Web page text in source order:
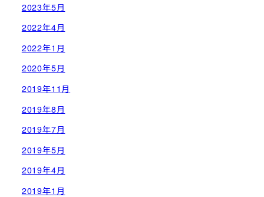
2023年5月
2022年4月
2022年1月
2020年5月
2019年11月
2019年8月
2019年7月
2019年5月
2019年4月
2019年1月